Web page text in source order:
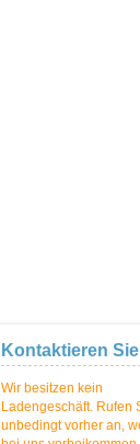
Kontaktieren
Wir besitzen kein
Ladengeschäft. Rufen
unbedingt vorher an,